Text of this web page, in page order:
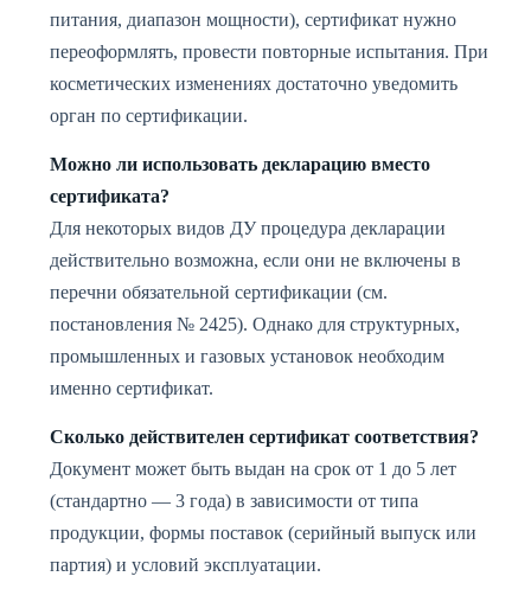
питания, диапазон мощности), сертификат нужно
переоформлять, провести повторные испытания. При
косметических изменениях достаточно уведомить
орган по сертификации.
Можно ли использовать декларацию вместо
сертификата?
Для некоторых видов ДУ процедура декларации
действительно возможна, если они не включены в
перечни обязательной сертификации (см.
постановления № 2425). Однако для структурных,
промышленных и газовых установок необходим
именно сертификат.
Сколько действителен сертификат соответствия?
Документ может быть выдан на срок от 1 до 5 лет
(стандартно — 3 года) в зависимости от типа
продукции, формы поставок (серийный выпуск или
партия) и условий эксплуатации.